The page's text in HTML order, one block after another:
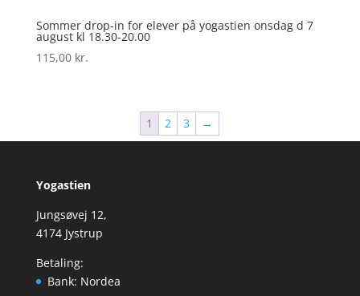
Sommer drop-in for elever på yogastien onsdag d 7
august kl 18.30-20.00
115,00 kr.
1 2 3 →
Yogastien
Jungsøvej 12,
4174 Jystrup
Betaling:
Bank: Nordea